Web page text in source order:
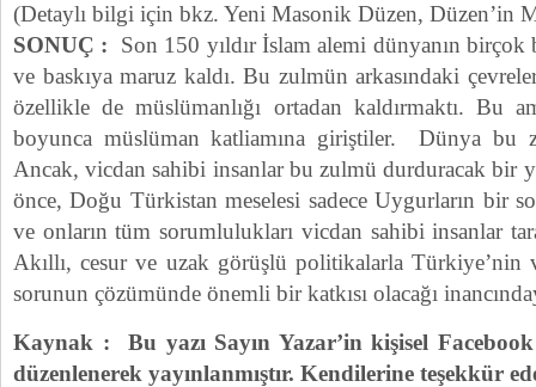
(Detaylı bilgi için bkz. Yeni Masonik Düzen, Düzen’in
SONUÇ : Son 150 yıldır İslam alemi dünyanın
ve baskıya maruz kaldı. Bu zulmün arkasındaki
özellikle de müslümanlığı ortadan kaldırmaktı. Bu
boyunca müslüman katliamına giriştiler. Dünya bu
Ancak, vicdan sahibi insanlar bu zulmü durduracak bir
önce, Doğu Türkistan meselesi sadece Uygurların bir
ve onların tüm sorumlulukları vicdan sahibi insanlar
Akıllı, cesur ve uzak görüşlü politikalarla
sorunun çözümünde önemli bir katkısı olacağı
Kaynak : Bu yazı Sayın Yazar’in kişisel Facebook
düzenlenerek yayınlanmıştır. Kendilerine teşekkür